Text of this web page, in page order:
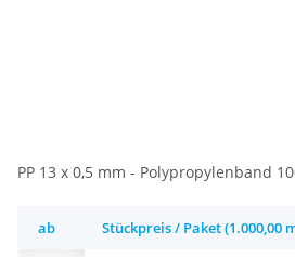
PP 13 x 0,5 mm - Polypropylenband
ab Stückpreis / Paket (1.000,00